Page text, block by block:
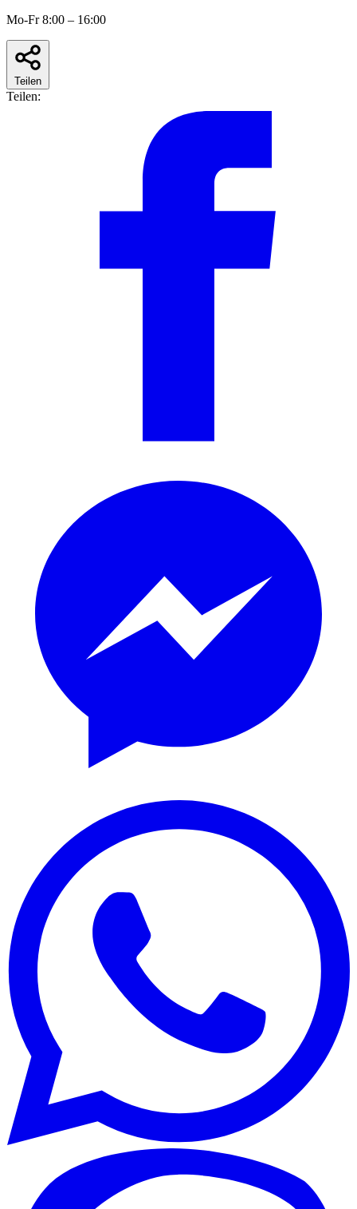
Mo-Fr 8:00 – 16:00
Teilen
Teilen: